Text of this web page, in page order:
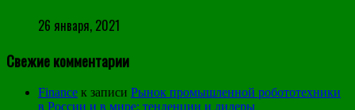
26 января, 2021
Свежие комментарии
Finance к записи Рынок промышленной робототехники
в России и в мире: тенденции и лидеры